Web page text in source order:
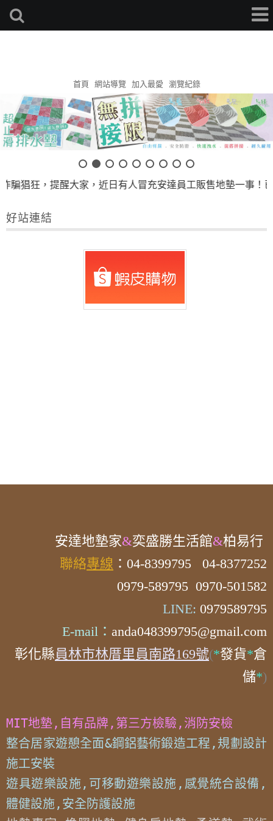
首頁 網站導覽 加入最愛 瀏覽紀錄
騙猖狂，提醒大家，近日有人冒充安達員工販售地墊一事！
好站連結
安達地墊家&奕盛勝生活館&柏易行
聯絡專線 ：04-8399795
04-8377252
0979-589795 0970-501582
LINE: 0979589795
E-mail： anda048399795@gmail.com
彰化縣員林市林厝里員南路169號(*發貨*倉
儲*)
MIT地墊,自有品牌,第三方檢驗,消防安檢
整合居家遊憩全面&鋼鋁藝術鍛造工程,規劃設計
施工安裝
遊具遊樂設施,可移動遊樂設施,感覺統合設備,
體健設施,安全防護設施